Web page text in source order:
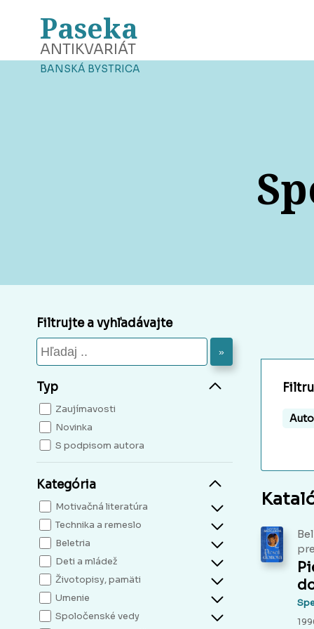
Paseka
ANTIKVARIÁT
BANSKÁ BYSTRICA
Filtrujte a vyhľadávajte
»
Typ
Zaujímavosti
Novinka
S podpisom autora
Kategória
Motivačná literatúra
Technika a remeslo
Beletria
Deti a mládež
Životopisy, pamäti
Umenie
Spoločenské vedy